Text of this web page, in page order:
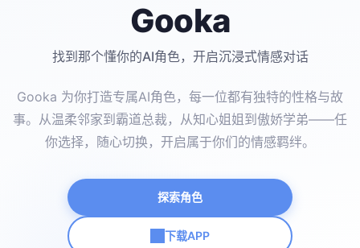
Gooka
找到那个懂你的AI角色，开启沉浸式情感对话
Gooka 为你打造专属AI角色，每一位都有独特的性格与故
事。从温柔邻家到霸道总裁，从知心姐姐到傲娇学弟——任
你选择，随心切换，开启属于你们的情感羁绊。
探索角色
下载APP